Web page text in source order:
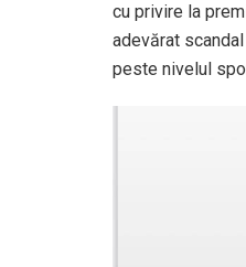
cu privire la
adevărat
peste nivelul